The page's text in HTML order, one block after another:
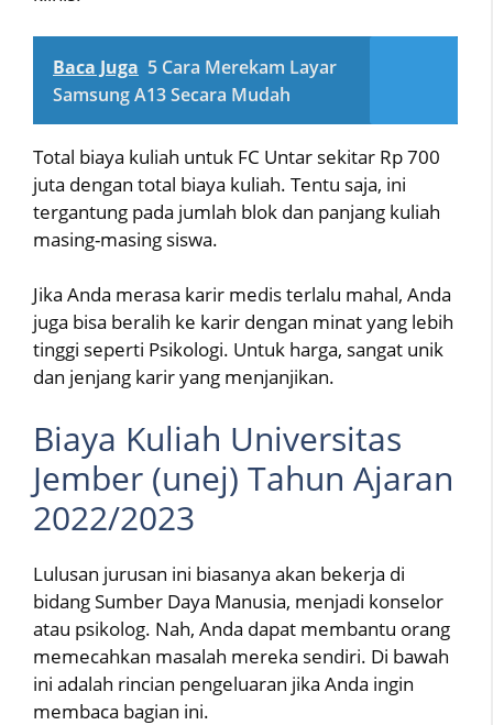
Baca Juga 5 Cara Merekam Layar
Samsung A13 Secara Mudah
Total biaya kuliah untuk FC Untar sekitar Rp 700
juta dengan total biaya kuliah. Tentu saja, ini
tergantung pada jumlah blok dan panjang kuliah
masing-masing siswa.
Jika Anda merasa karir medis terlalu mahal, Anda
juga bisa beralih ke karir dengan minat yang lebih
tinggi seperti Psikologi. Untuk harga, sangat unik
dan jenjang karir yang menjanjikan.
Biaya Kuliah Universitas
Jember (unej) Tahun Ajaran
2022/2023
Lulusan jurusan ini biasanya akan bekerja di
bidang Sumber Daya Manusia, menjadi konselor
atau psikolog. Nah, Anda dapat membantu orang
memecahkan masalah mereka sendiri. Di bawah
ini adalah rincian pengeluaran jika Anda ingin
membaca bagian ini.